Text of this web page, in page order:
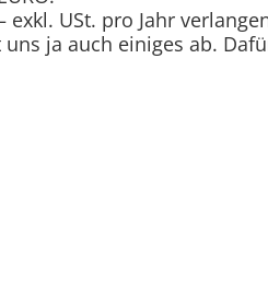
exkl. USt. pro Jahr
ja auch einiges ab.